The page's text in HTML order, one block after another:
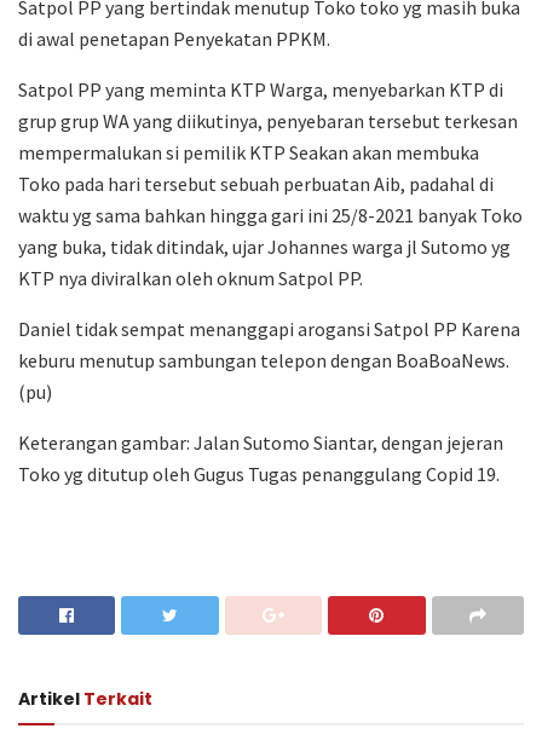
Satpol PP yang bertindak menutup Toko toko yg masih buka
di awal penetapan Penyekatan PPKM.
Satpol PP yang meminta KTP Warga, menyebarkan KTP di
grup grup WA yang diikutinya, penyebaran tersebut terkesan
mempermalukan si pemilik KTP Seakan akan membuka
Toko pada hari tersebut sebuah perbuatan Aib, padahal di
waktu yg sama bahkan hingga gari ini 25/8-2021 banyak Toko
yang buka, tidak ditindak, ujar Johannes warga jl Sutomo yg
KTP nya diviralkan oleh oknum Satpol PP.
Daniel tidak sempat menanggapi arogansi Satpol PP Karena
keburu menutup sambungan telepon dengan BoaBoaNews.
(pu)
Keterangan gambar: Jalan Sutomo Siantar, dengan jejeran
Toko yg ditutup oleh Gugus Tugas penanggulang Copid 19.
Artikel Terkait